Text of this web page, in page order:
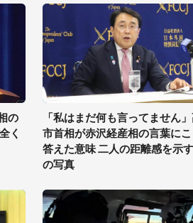
の
く
「私はまだ何も言ってません
市首相が赤沢経産相の言葉に
答えた意味 二人の距離感を示
の写真